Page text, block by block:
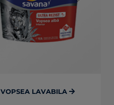
VOPSEA LAVABILA